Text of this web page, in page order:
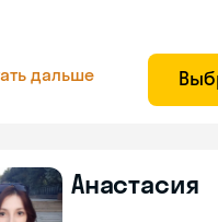
дальше
Анастасия